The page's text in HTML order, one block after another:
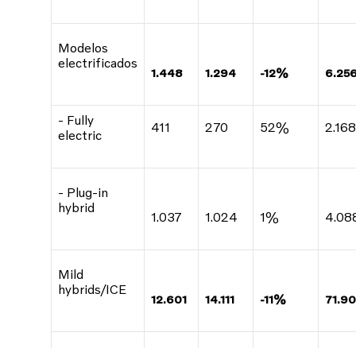
Modelos
electrificados
1.448 1.294 -12%
- Fully
electric
411 270 52% 2.168
- Plug-in
hybrid
1.037 1.024 1%
Mild
hybrids/ICE
12.601 14.111 -11%